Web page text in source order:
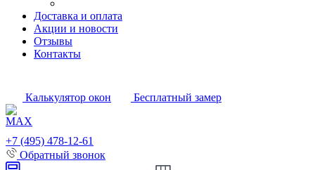
Доставка и оплата
Акции и новости
Отзывы
Контакты
Калькулятор окон Бесплатный замер
+7 (495) 478-12-61
Обратный звонок